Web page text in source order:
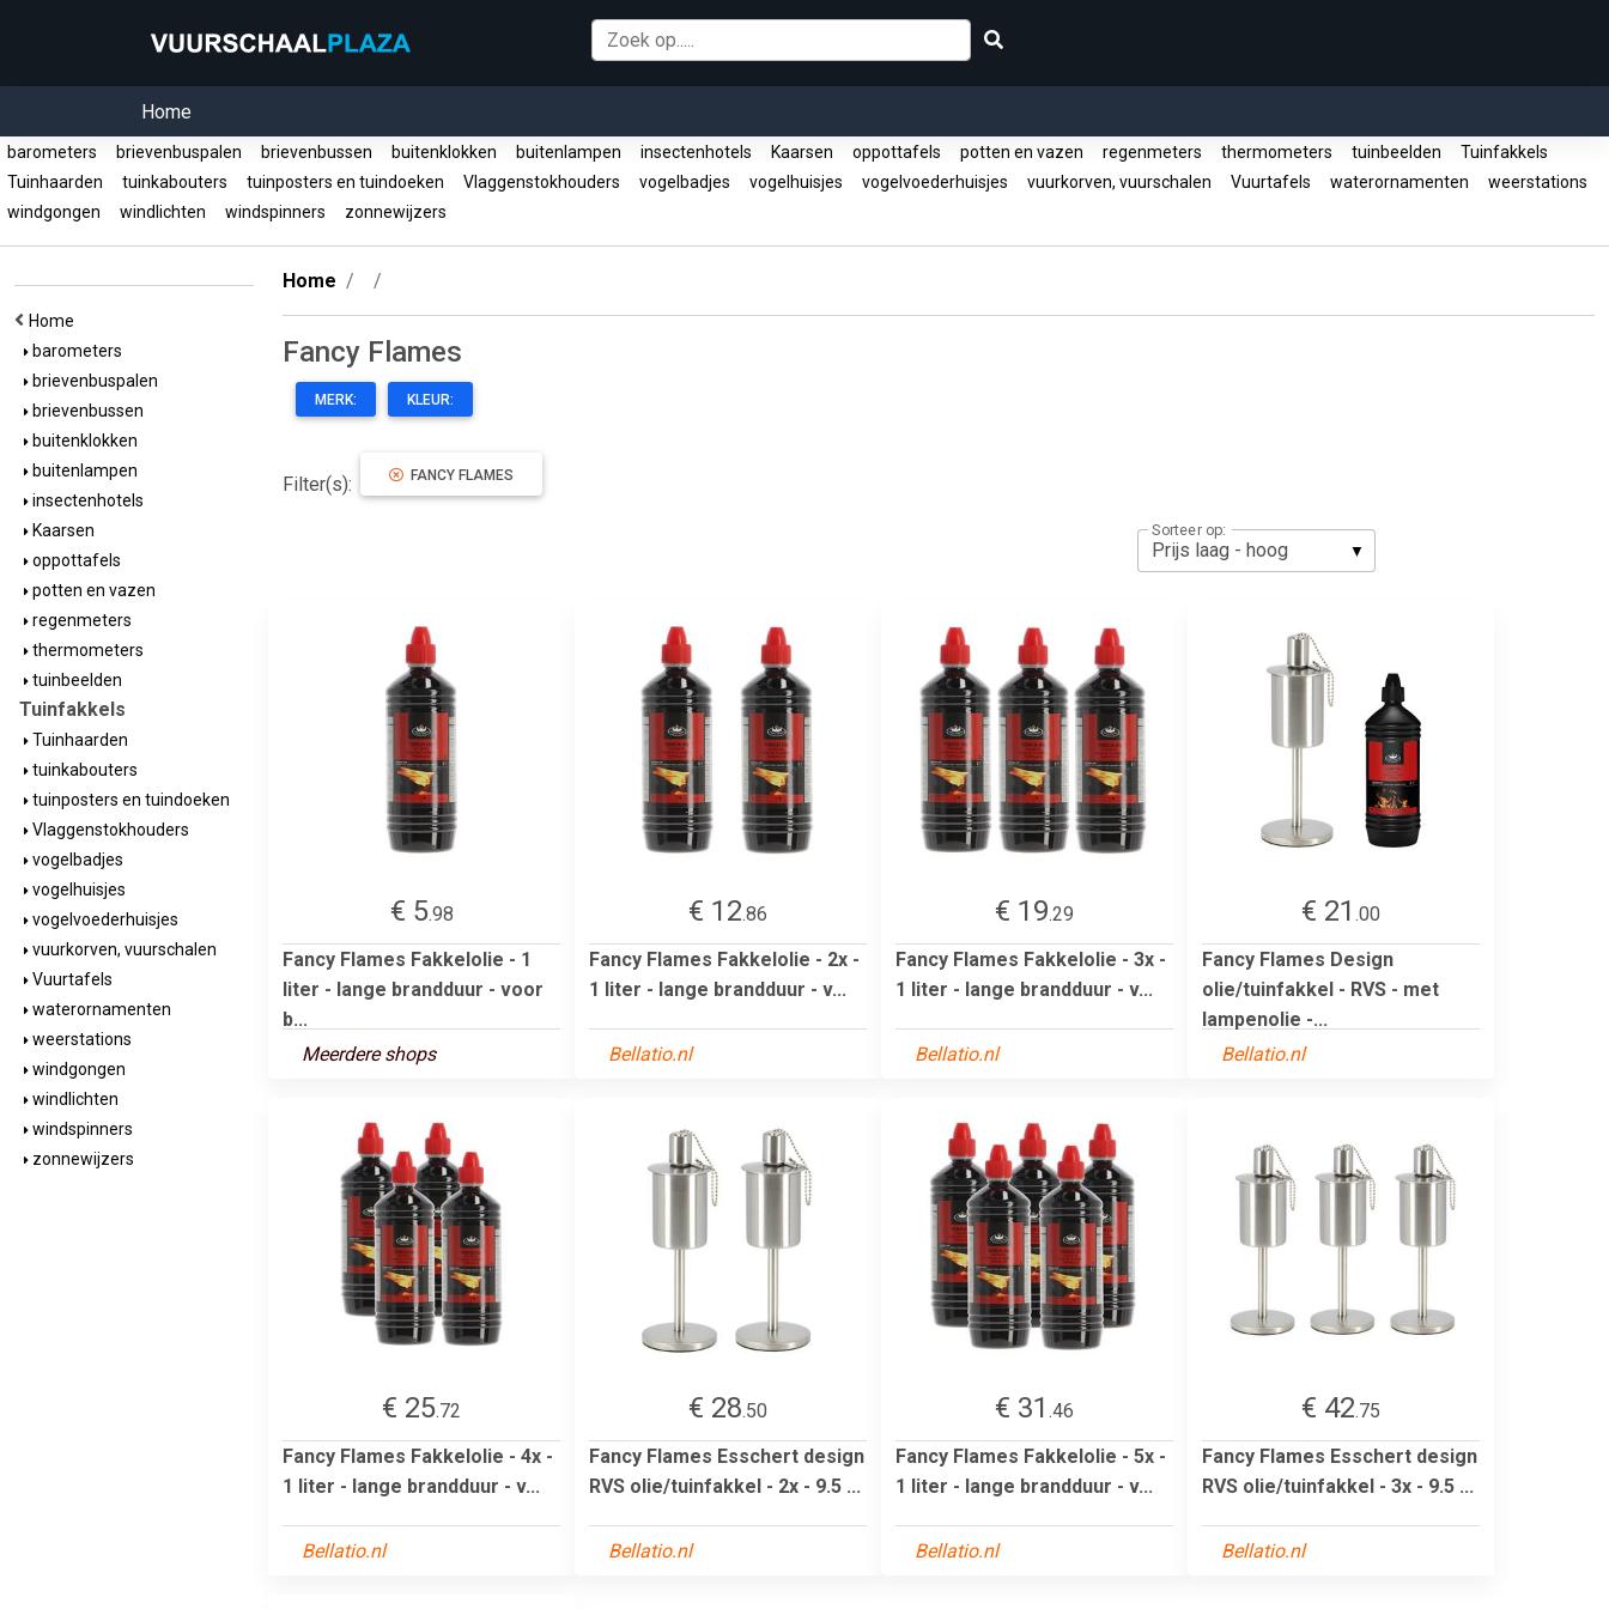
Home
barometers brievenbuspalen brievenbussen buitenklokken buitenlampen insectenhotels Kaarsen oppottafels potten en vazen regenmeters thermometers tuinbeelden
Tuinfakkels
Tuinhaarden
tuinkabouters tuinposters en tuindoeken Vlaggenstokhouders vogelbadjes vogelhuisjes vogelvoederhuisjes vuurkorven, vuurschalen Vuurtafels waterornamenten
weerstations
windgongen
windlichten windspinners zonnewijzers
Home
barometers
brievenbuspalen
brievenbussen
buitenklokken
buitenlampen
insectenhotels
Kaarsen
oppottafels
potten en vazen
regenmeters
thermometers
tuinbeelden
Tuinfakkels
Tuinhaarden
tuinkabouters
tuinposters en tuindoeken
Vlaggenstokhouders
vogelbadjes
vogelhuisjes
vogelvoederhuisjes
vuurkorven, vuurschalen
Vuurtafels
waterornamenten
weerstations
windgongen
windlichten
windspinners
zonnewijzers
Home
Fancy Flames
MERK: KLEUR:
Filter(s): FANCY FLAMES
Sorteer op:
€ 5.98
Fancy Flames Fakkelolie - 1
liter - lange brandduur - voor
b...
Meerdere shops
€ 12.86
Fancy Flames Fakkelolie - 2x -
1 liter - lange brandduur - v...
Bellatio.nl
€ 19.29
Fancy Flames Fakkelolie - 3x -
1 liter - lange brandduur - v...
Bellatio.nl
€ 21 .00
Fancy Flames Design
olie/tuinfakkel - RVS - met
lampenolie -...
Bellatio.nl
€ 25.72
Fancy Flames Fakkelolie - 4x -
1 liter - lange brandduur - v...
Bellatio.nl
€ 28.50
Fancy Flames Esschert design
RVS olie/tuinfakkel - 2x - 9.5 ...
Bellatio.nl
€ 31 .46
Fancy Flames Fakkelolie - 5x -
1 liter - lange brandduur - v...
Bellatio.nl
€ 42.75
Fancy Flames Esschert design
RVS olie/tuinfakkel - 3x - 9.5 ...
Bellatio.nl